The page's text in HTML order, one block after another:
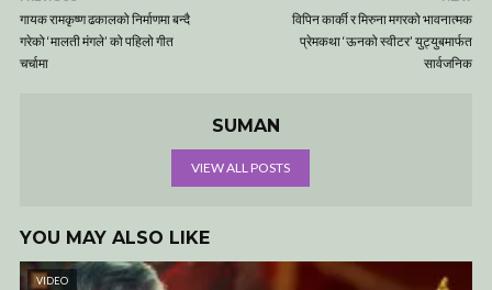
गायक रामकृष्ण ढकालको निर्माणमा बन्दै
गरेको ‘मालती मंगले’ को पहिलो गीत
चर्चामा
विपिन कार्की र मिरुना मगरको भावनात्मक
प्रेमकथा ‘ऊनको स्वीटर’ युट्युबमार्फत
सार्वजनिक
SUMAN
VIEW ALL POSTS
YOU MAY ALSO LIKE
VIDEO